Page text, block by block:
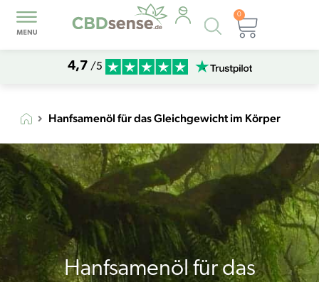
Products
search
0
4,7 /5
Hanfsamenöl für das Gleichgewicht im Körper
Hanfsamenöl für das